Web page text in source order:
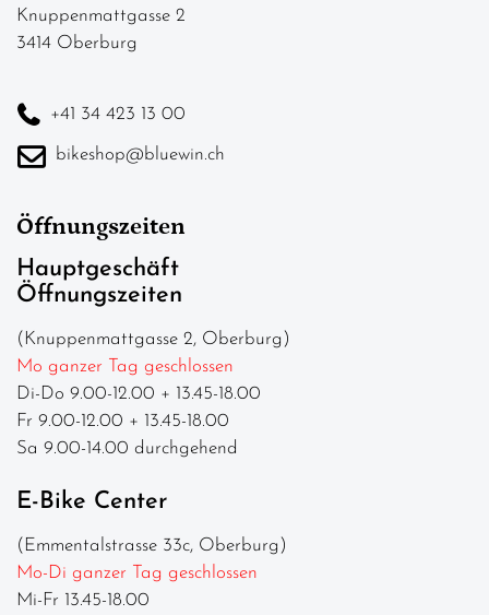
Knuppenmattgasse 2
3414 Oberburg
+41 34 423 13 00
bikeshop@bluewin.ch
Öffnungszeiten
Hauptgeschäft
Öffnungszeiten
(Knuppenmattgasse 2, Oberburg)
Mo ganzer Tag geschlossen
Di-Do 9.00-12.00 + 13.45-18.00
Fr 9.00-12.00 + 13.45-18.00
Sa 9.00-14.00 durchgehend
E-Bike Center
(Emmentalstrasse 33c, Oberburg)
Mo-Di ganzer Tag geschlossen
Mi-Fr 13.45-18.00